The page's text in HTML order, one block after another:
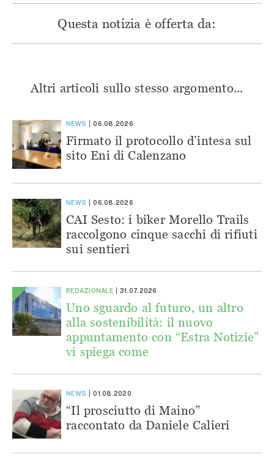
Questa notizia è offerta da:
Altri articoli sullo stesso argomento...
NEWS 06.08.2026
Firmato il protocollo d’intesa sul
sito Eni di Calenzano
NEWS 06.08.2026
CAI Sesto: i biker Morello Trails
raccolgono cinque sacchi di rifiuti
sui sentieri
REDAZIONALE 31.07.2026
Uno sguardo al futuro, un altro
alla sostenibilità: il nuovo
appuntamento con “Estra Notizie”
vi spiega come
NEWS 01.08.2020
“Il prosciutto di Maino”
raccontato da Daniele Calieri